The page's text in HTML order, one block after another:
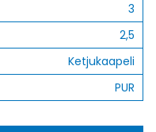
3
2,5
Ketjukaapeli
PUR